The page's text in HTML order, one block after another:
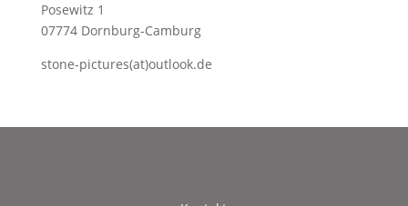
Posewitz 1
07774 Dornburg-Camburg
stone-pictures(at)outlook.de